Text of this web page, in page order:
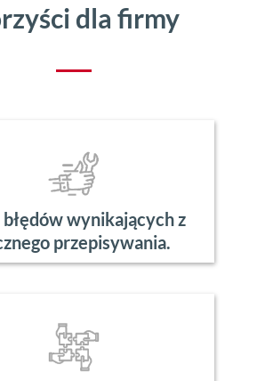
dla firmy
wynikających z
przepisywania.